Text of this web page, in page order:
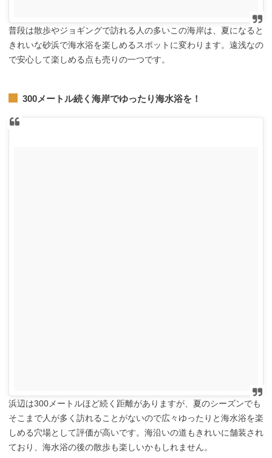
普段は散歩やジョギングで訪れる人の多いこの海岸は、夏になると
きれいな砂浜で海水浴を楽しめるスポットに変わります。遠浅なの
で安心して楽しめる点も売りの一つです。
300メートル続く海岸でゆったり海水浴を！
浜辺は300メートルほど続く距離がありますが、夏のシーズンでも
そこまで人が多く訪れることがないので広々ゆったりと海水浴を楽
しめる穴場として評価が高いです。海沿いの道もきれいに舗装され
ており、海水浴の後の散歩も楽しいかもしれません。